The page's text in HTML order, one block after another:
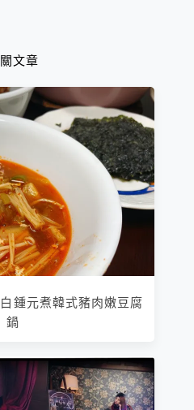
文章
鍾元煮韓式豬肉嫩豆腐
鍋